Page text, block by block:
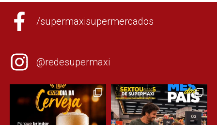
/supermaxisupermercados
@redesupermaxi